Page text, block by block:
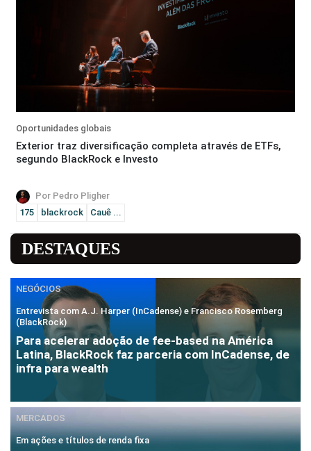
Oportunidades globais
Exterior traz diversificação completa através de ETFs,
segundo BlackRock e Investo
Por Pedro Pligher
175
blackrock Cauê ...
DESTAQUES
NEGÓCIOS
Entrevista com A.J. Harper (InCadense) e Francisco Rosemberg
(BlackRock)
Para acelerar adoção de fee-based na América
Latina, BlackRock faz parceria com InCadense, de
infra para wealth
MERCADOS
Em ações e títulos de renda fixa